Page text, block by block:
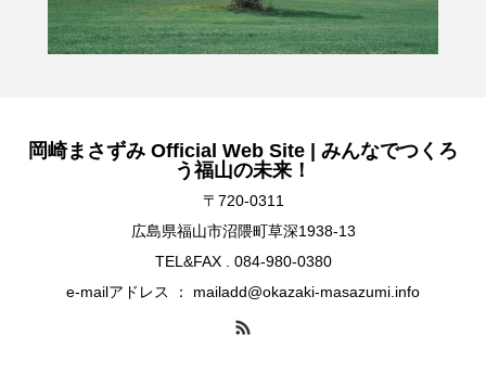
岡崎まさずみ Official Web Site | みんなでつくろ
う福山の未来！
〒720-0311
広島県福山市沼隈町草深1938-13
TEL&FAX . 084-980-0380
e-mailアドレス ： mailadd@okazaki-masazumi.info